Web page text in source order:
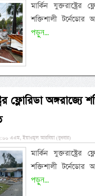
মার্কিন যুক্তরাষ্ট্রের
শক্তিশালী
পড়ুন...
ফ্লোরিডা অঙ্গরাজ্যে
এএম, ইয়াওমুল আরবিয়া (বুধবার)
মার্কিন যুক্তরাষ্ট্রের
শক্তিশালী
পড়ুন...